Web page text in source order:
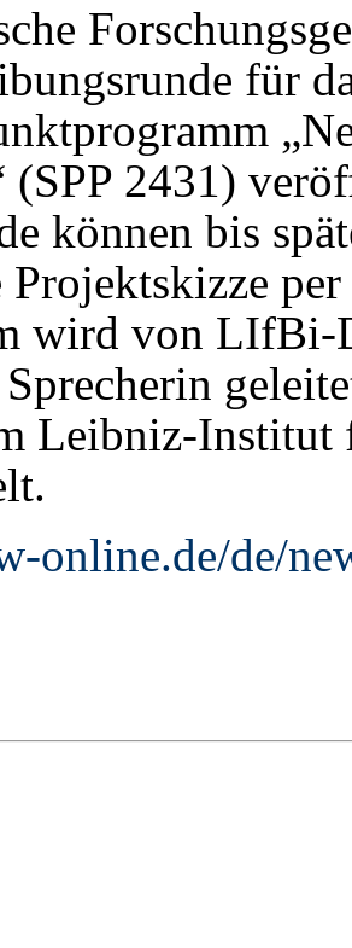
für
(SPP 2431)
können bis
Projektskizze
wird von
Leibniz-
online.de/de/